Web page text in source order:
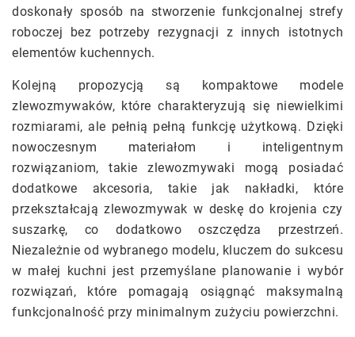
doskonały sposób na stworzenie funkcjonalnej strefy
roboczej bez potrzeby rezygnacji z innych istotnych
elementów kuchennych.
Kolejną propozycją są kompaktowe modele
zlewozmywaków, które charakteryzują się niewielkimi
rozmiarami, ale pełnią pełną funkcję użytkową. Dzięki
nowoczesnym materiałom i inteligentnym
rozwiązaniom, takie zlewozmywaki mogą posiadać
dodatkowe akcesoria, takie jak nakładki, które
przekształcają zlewozmywak w deskę do krojenia czy
suszarkę, co dodatkowo oszczędza przestrzeń.
Niezależnie od wybranego modelu, kluczem do sukcesu
w małej kuchni jest przemyślane planowanie i wybór
rozwiązań, które pomagają osiągnąć maksymalną
funkcjonalność przy minimalnym zużyciu powierzchni.